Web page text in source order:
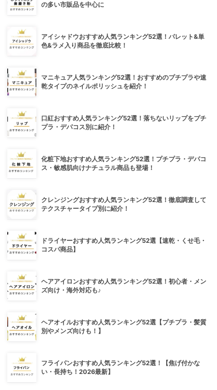
の多い市販品を中心に
アイシャドウおすすめ人気ランキング52選！パレット&単
色&ラメ入り商品を徹底比較！
マニキュア人気ランキング52選！おすすめのプチプラや速
乾タイプのネイルポリッシュを紹介！
口紅おすすめ人気ランキング52選！落ちないリップをプチ
プラ・デパコス別に紹介！
化粧下地おすすめ人気ランキング52選！プチプラ・デパコ
ス・敏感肌向けナチュラル商品も登場！
クレンジングおすすめ人気ランキング52選！徹底調査して
テクスチャータイプ別に紹介！
ドライヤーおすすめ人気ランキング52選【速乾・くせ毛・
コスパ商品】
ヘアアイロンおすすめ人気ランキング52選！初心者・メン
ズ向け・海外対応も♪
ヘアオイルおすすめ人気ランキング52選【プチプラ・髪質
別やメンズ向けも！】
フライパンおすすめ人気ランキング52選！【焦げ付かな
い・長持ち！2026最新】